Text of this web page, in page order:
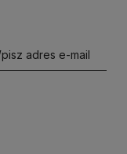
adres e-mail